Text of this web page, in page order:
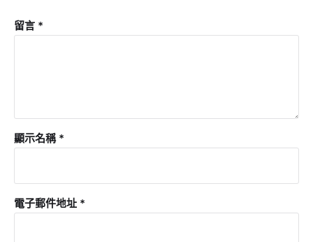
留言 *
顯示名稱 *
電子郵件地址 *